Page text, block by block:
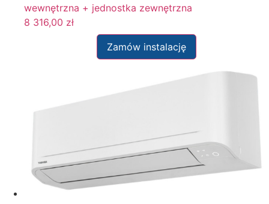
wewnętrzna + jednostka zewnętrzna
8 316,00 zł
Zamów instalację